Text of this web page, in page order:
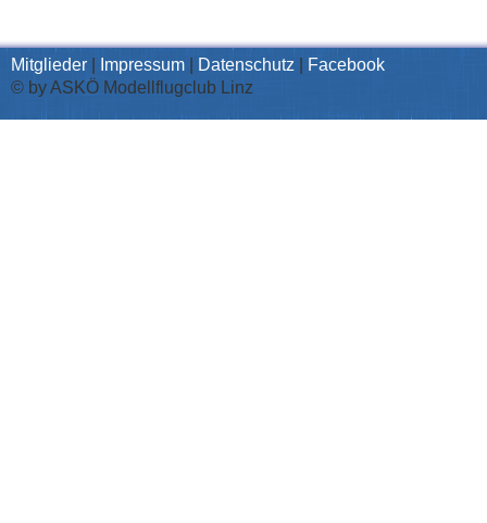
Mitglieder Impressum Datenschutz
Facebook
© by ASKÖ Modellflugclub Linz